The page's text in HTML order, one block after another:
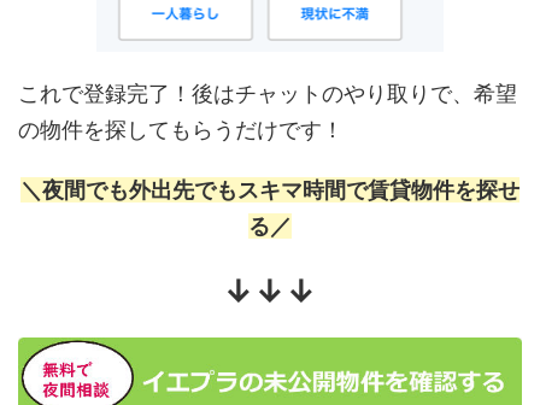
これで登録完了！後はチャットのやり取りで、希望
の物件を探してもらうだけです！
＼夜間でも外出先でもスキマ時間で賃貸物件を探せ
る／
↓↓↓